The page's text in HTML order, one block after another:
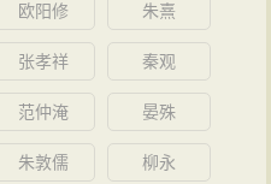
欧阳修 朱熹
张孝祥 秦观
范仲淹 晏殊
朱敦儒 柳永